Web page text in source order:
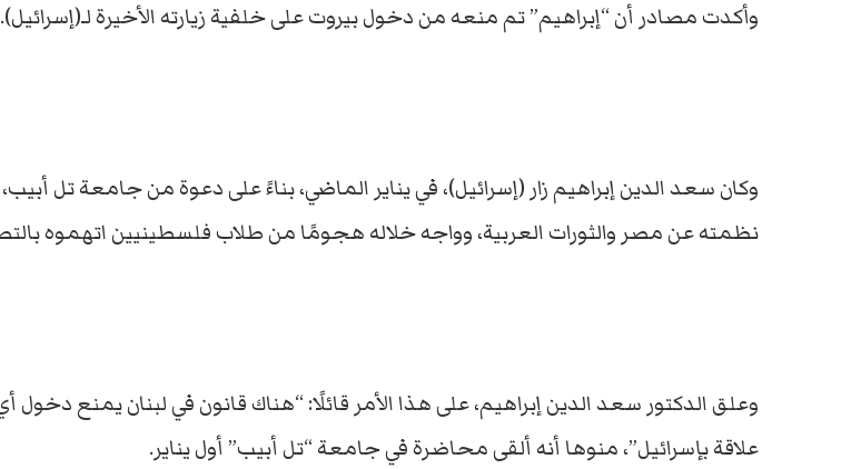
وأكدت مصادر أن “إبراهيم” تم منعه من دخول بيروت على خلفية زيارته الأخيرة لـ(إسرائيل).
وكان سعد الدين إبراهيم زار (إسرائيل)، في يناير الماضي، بناءً على دعوة من جامعة تل
نظمته عن مصر والثورات العربية، وواجه خلاله هجومًا من طلاب فلسطينيين اتهموه
وعلق الدكتور سعد الدين إبراهيم، على هذا الأمر قائلًا: “هناك قانون في لبنان يمنع دخول
علاقة بإسرائيل”، منوها أنه ألقى محاضرة في جامعة “تل أبيب” أول يناير.